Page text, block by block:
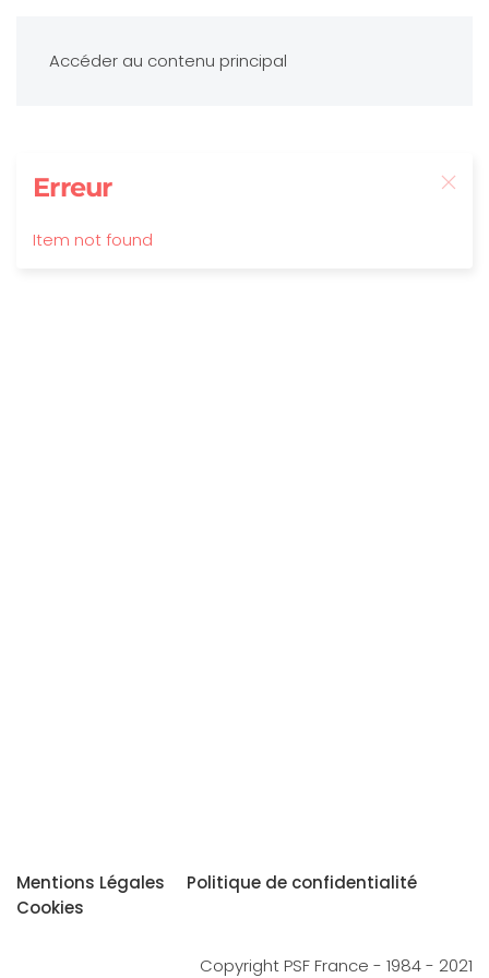
Accéder au contenu principal
Erreur
Item not found
Mentions Légales
Politique de confidentialité
Cookies
Copyright PSF France - 1984 - 2021